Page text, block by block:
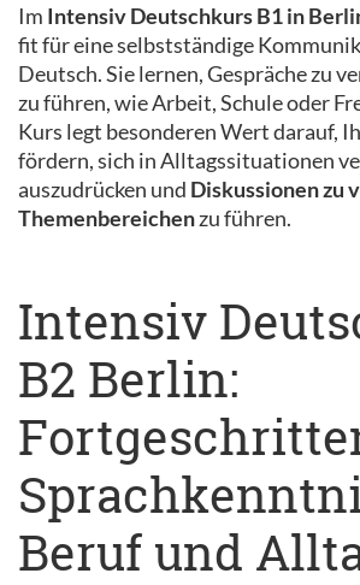
Im Intensiv Deutschkurs B1 in
fit für eine selbstständige
Deutsch. Sie lernen, Gespräche zu
zu führen, wie Arbeit, Schule oder
Kurs legt besonderen Wert darauf,
fördern, sich in Alltagssituationen
auszudrücken und Diskussionen zu
Themenbereichenzu führen.
Intensiv
B2 Berlin:
Beruf und